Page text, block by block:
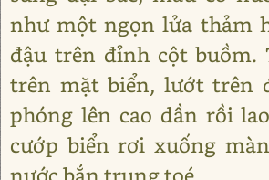
như một ngọn lửa thảm
đậu trên đỉnh cột buồm.
trên mặt biển, lướt trên
phóng lên cao dần rồi
cướp biển rơi xuống